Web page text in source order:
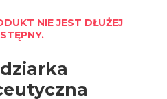
NIE JEST DŁUŻEJ